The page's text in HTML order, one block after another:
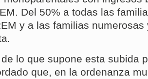
Del 50% a todas las
y a las familias
lo que supone esta subida
que, en la ordenanza